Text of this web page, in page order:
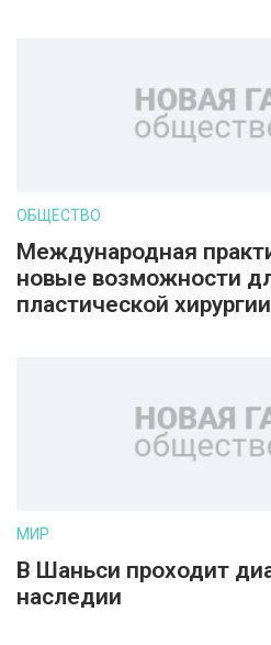
ОБЩЕСТВО
Международная
новые возможности
пластической хирургии
МИР
В Шаньси проходит
наследии